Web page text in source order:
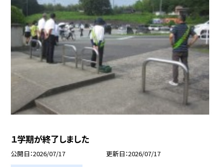
１学期が終了しました
公開日 2026/07/17 更新日 2026/07/17